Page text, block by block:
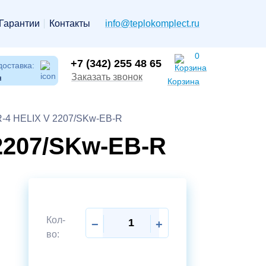
Контакты info@teplokomplect.ru
+7 (342) 255 48 65
Заказать звонок Корзина
0
4 HELIX V 2207/SKw-EB-R
SKw-EB-R
Кол-
во:
− +